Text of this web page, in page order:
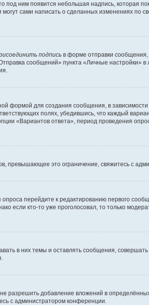
под ним появится небольшая надпись, которая
сами написать о сделанных изменениях по
подпись в форме отправки
сообщений» пункта «Личные настройки»
формой для создания сообщения, в зависимости
полях, убедившись, что каждый
«Вариантов ответа», период проведения
превышающее это ограничение, свяжитесь с
перейдите к редактированию первого
если кто-то уже проголосовал, то только
в них темы и оставлять сообщения,
разрешить добавление вложений в
с администратором конференции.